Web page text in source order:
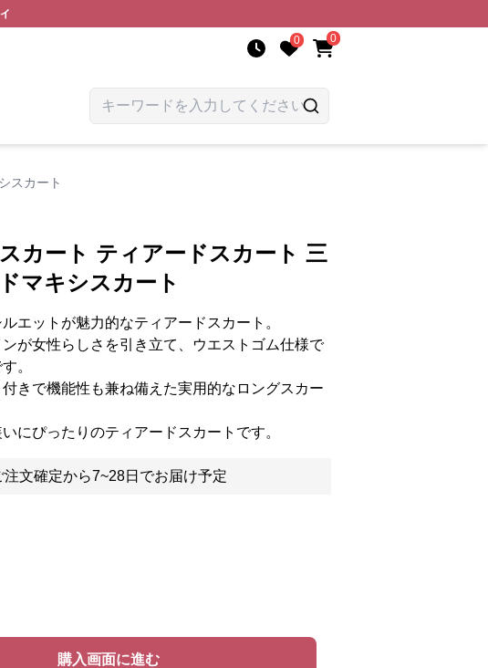
0 0
スカート
カート ティアードスカート 三
マキシスカート
エットが魅力的なティアードスカート。
が女性らしさを引き立て、ウエストゴム仕様で
。
きで機能性も兼ね備えた実用的なロングスカー
にぴったりのティアードスカートです。
注文確定から7~28日でお届け予定
購入画面に進む